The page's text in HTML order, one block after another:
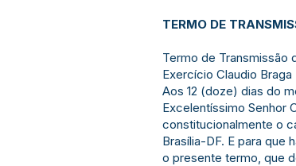
TERMO DE
Termo de Transmissão
Exercício Claudio
Aos 12 (doze) dias do
Excelentíssimo Senhor
constitucionalmente o
Brasília-DF. E para que
o presente termo, que